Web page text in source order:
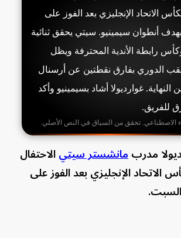
الاتحاد الإنجليزي بعد الفوز على
1-0 بهدف أنطوان سيمينيو. سيتي يحقق ثنائية
رابطة الأندية المحترفة ويظل
الدوري بفارق نقطتين عن أرسنال
غوارديولا أشاد بسيمينيو وأكد
للفريق.
الاصطناعي. تحقق من السياق في النص الأصلي.
مدربمانشستر سيتيالاحتفال
الاتحاد الإنجليزي بعد الفوز على